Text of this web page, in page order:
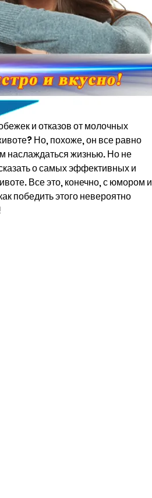
и отказов от молочных
Но, похоже, он все равно
наслаждаться жизнью. Но не
о самых эффективных и
Все это, конечно, с юмором и
победить этого невероятно